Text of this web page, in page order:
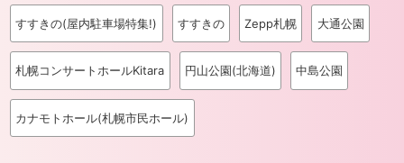
すすきの(屋内駐車場特集!) すすきの Zepp札幌 大通公園
札幌コンサートホールKitara 円山公園(北海道) 中島公園
カナモトホール(札幌市民ホール)